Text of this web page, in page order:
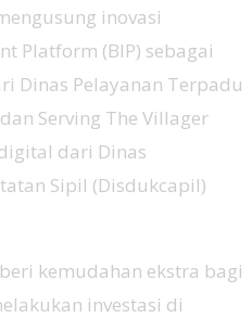
inovasi
Platform (BIP) sebagai
Dinas Pelayanan Terpadu
Serving The Villager
dari Dinas
Sipil (Disdukcapil)
kemudahan ekstra bagi
investasi di